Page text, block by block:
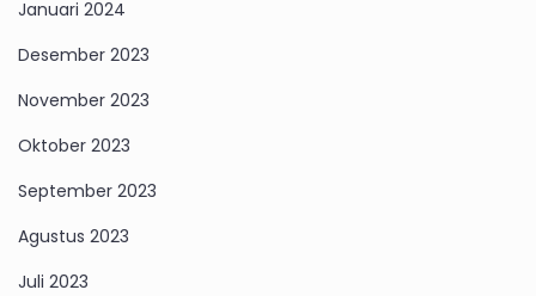
Januari 2024
Desember 2023
November 2023
Oktober 2023
September 2023
Agustus 2023
Juli 2023